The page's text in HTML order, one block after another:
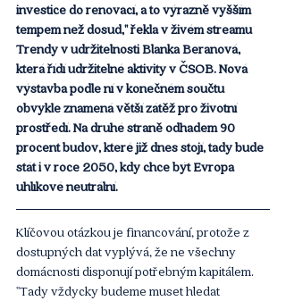
investice do renovací, a to výrazně vyšším
tempem než dosud," řekla v živém streamu
Trendy v udržitelnosti Blanka Beranová,
která řídí udržitelné aktivity v ČSOB. Nová
výstavba podle ní v konečném součtu
obvykle znamená větší zátěž pro životní
prostředí. Na druhé straně odhadem 90
procent budov, které již dnes stojí, tady bude
stát i v roce 2050, kdy chce být Evropa
uhlíkové neutrální.
Klíčovou otázkou je financování, protože z
dostupných dat vyplývá, že ne všechny
domácnosti disponují potřebným kapitálem.
"Tady vždycky budeme muset hledat